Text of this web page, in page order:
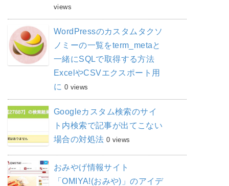
views
WordPressのカスタムタクソ
ノミーの一覧をterm_metaと
一緒にSQLで取得する方法
ExcelやCSVエクスポート用
に 0 views
Googleカスタム検索のサイ
ト内検索で記事が出てこない
場合の対処法 0 views
おみやげ情報サイト
「OMIYA!(おみや)」のアイデ